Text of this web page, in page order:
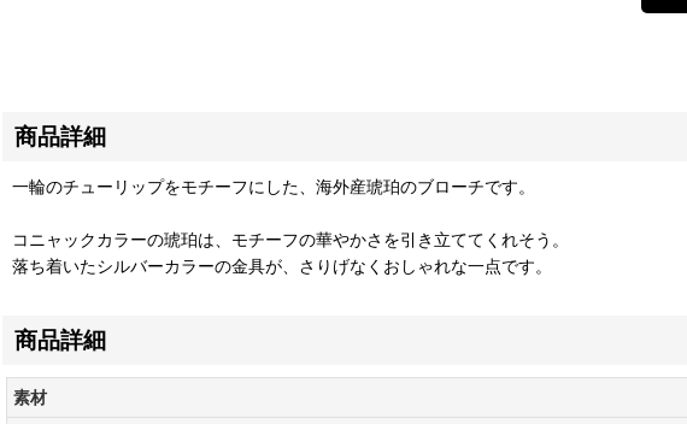
商品詳細
一輪のチューリップをモチーフにした、海外産琥珀のブローチです。
コニャックカラーの琥珀は、モチーフの華やかさを引き立ててくれそう。
落ち着いたシルバーカラーの金具が、さりげなくおしゃれな一点です。
商品詳細
素材